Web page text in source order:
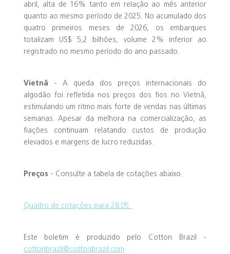
abril, alta de 16% tanto em relação ao mês anterior
quanto ao mesmo período de 2025. No acumulado dos
quatro primeiros meses de 2026, os embarques
totalizam US$ 5,2 bilhões, volume 2% inferior ao
registrado no mesmo período do ano passado.
Vietnã - A queda dos preços internacionais do
algodão foi refletida nos preços dos fios no Vietnã,
estimulando um ritmo mais forte de vendas nas últimas
semanas. Apesar da melhora na comercialização, as
fiações continuam relatando custos de produção
elevados e margens de lucro reduzidas.
Preços - Consulte a tabela de cotações abaixo.
Quadro de cotações para 28.05_
Este boletim é produzido pelo Cotton Brazil -
cottonbrazil@cottonbrazil.com